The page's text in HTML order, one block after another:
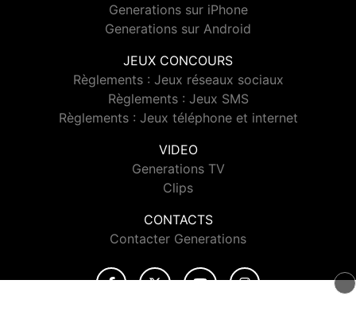
Generations sur iPhone
Generations sur Android
JEUX CONCOURS
Règlements : Jeux réseaux sociaux
Règlements : Jeux SMS
Règlements : Jeux téléphone et internet
VIDEO
Generations TV
Clips
CONTACTS
Contacter Generations